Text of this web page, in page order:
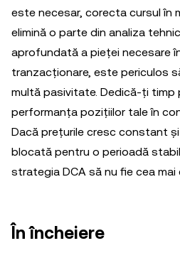
este necesar, corecta cursul în
elimină o parte din analiza
aprofundată a pieței necesare
tranzacționare, este periculos
multă pasivitate. Dedică-ți timp
performanța pozițiilor tale în
Dacă prețurile cresc constant
blocată pentru o perioadă
strategia DCA să nu fie cea mai
În încheiere